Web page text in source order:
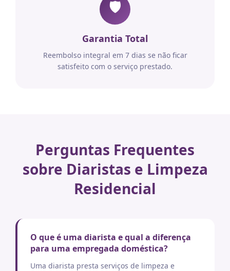
🛡️
Garantia Total
Reembolso integral em 7 dias se não ficar
satisfeito com o serviço prestado.
Perguntas Frequentes
sobre Diaristas e Limpeza
Residencial
O que é uma diarista e qual a diferença
para uma empregada doméstica?
Uma diarista presta serviços de limpeza e